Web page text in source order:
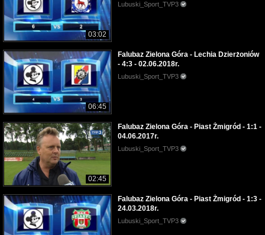
03:02
Lubuski_Sport_TVP3
06:45
Falubaz Zielona Góra - Lechia Dzierżoniów
- 4:3 - 02.06.2018r.
Lubuski_Sport_TVP3
02:45
Falubaz Zielona Góra - Piast Żmigród - 1:1 -
04.06.2017r.
Lubuski_Sport_TVP3
Falubaz Zielona Góra - Piast Żmigród - 1:3 -
24.03.2018r.
Lubuski_Sport_TVP3